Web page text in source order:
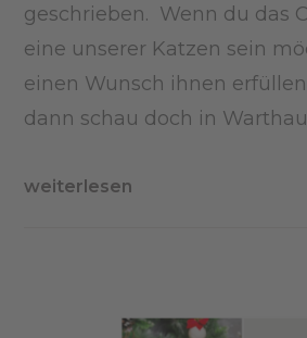
geschrieben. Wenn du das
eine unserer Katzen sein
einen Wunsch ihnen
dann schau doch in
weiterlesen